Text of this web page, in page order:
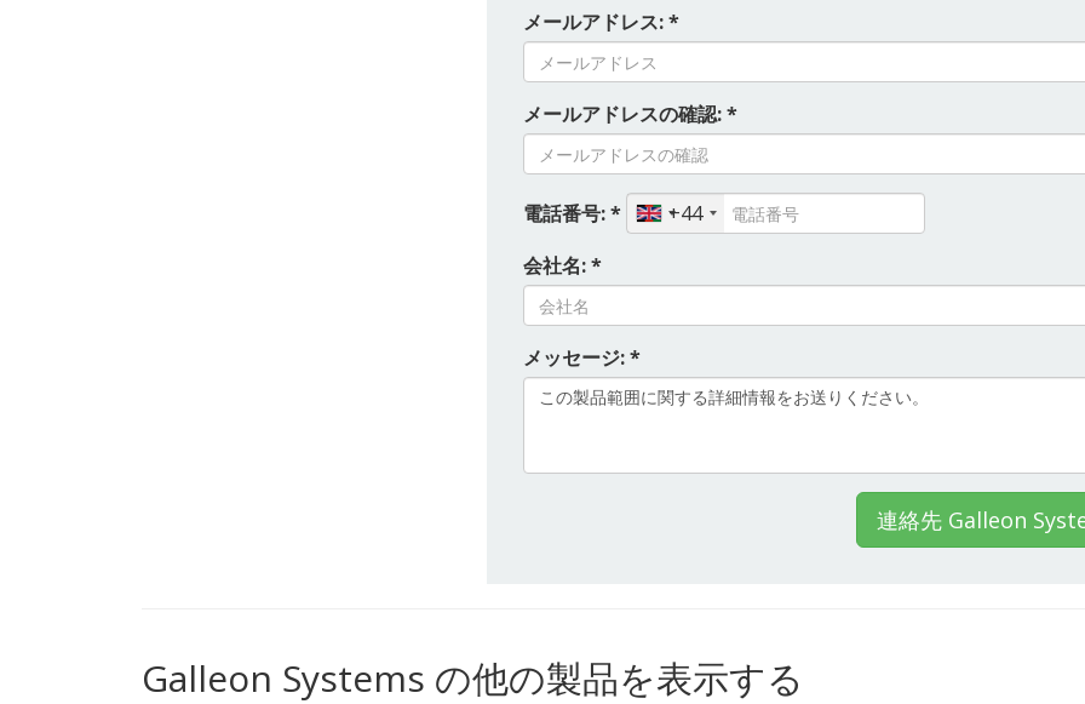
メールアドレス: *
メールアドレスの確認: *
電話番号: *
+44
会社名: *
メッセージ: *
連絡先 Galleon
Galleon Systems の他の製品を表示する